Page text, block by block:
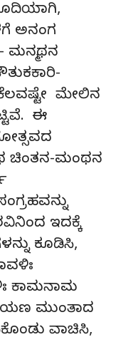
ಅನಂಗ
ಮನ್ಮಥನ
ಮೇಲಿನ
ಈ
ಚಿಂತನ-ಮಂಥನ
ಇದಕ್ಕೆ
ಕೂಡಿಸಿ,
ಕಾಮನಾಮ
ಮುಂತಾದ
ವಾಚಿಸಿ,